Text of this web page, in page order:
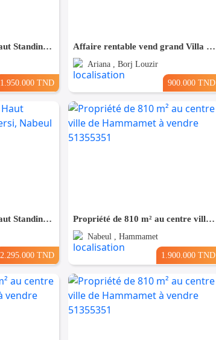
A Vendre Villa R+2 Haut Standing à Sidi Mahersi, Nabeul
1.950.000 TND
Affaire rentable vend grand Villa sur rue commerciale
Ariana , Borj Louzir
900.000 TND
A Vendre Villa R+2 Haut Standing à Sidi Mahersi, Nabeul
2.295.000 TND
Propriété de 810 m² au centre ville de Hammamet à vendre 51355351
Nabeul , Hammamet
1.900.000 TND